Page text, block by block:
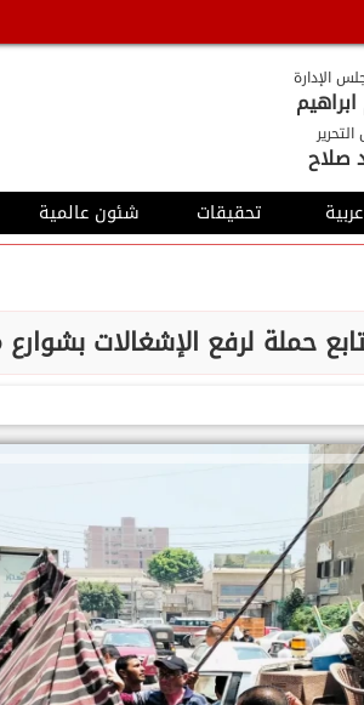
الإدارة
صلاح
تحقيقات شئون عالمية
حملة لرفع الإشغالات